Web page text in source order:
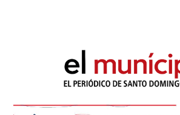
El Munícipe